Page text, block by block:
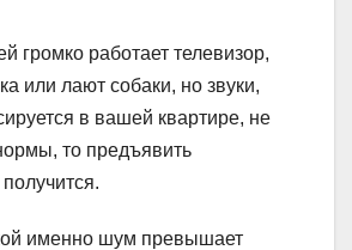
громко работает телевизор,
или лают собаки, но звуки,
в вашей квартире, не
то предъявить
именно шум превышает